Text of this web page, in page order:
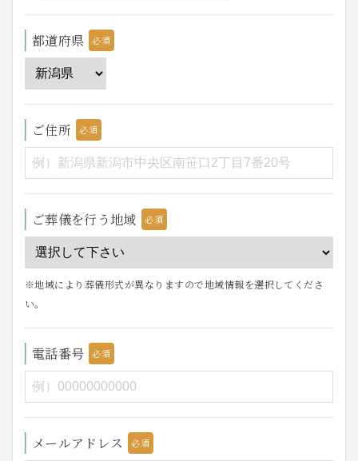
都道府県
ご住所
ご葬儀を行う地域
※地域により葬儀形式が異なりますので地域情報を選択してくださ
い。
電話番号
メールアドレス